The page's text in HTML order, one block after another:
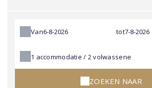
Van tot
1 accommodatie / 2volwassene
ZOEKEN NAAR